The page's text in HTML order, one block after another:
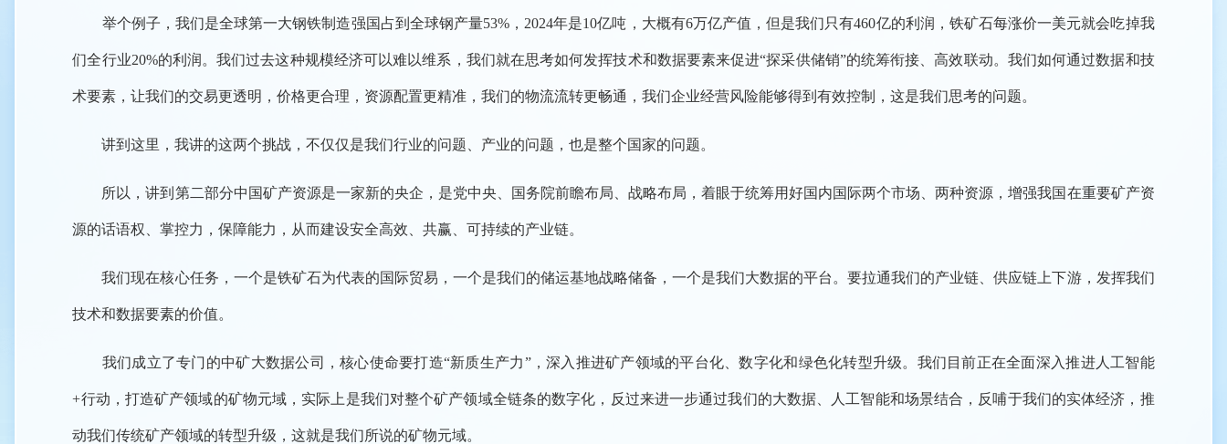
举个例子，我们是全球第一大钢铁制造强国占到全球钢产量53%，2024年是10亿吨，大概有6万亿产值，但是我们只有460亿的利润，铁矿石每涨价一美元就会吃掉我
们全行业20%的利润。我们过去这种规模经济可以难以维系，我们就在思考如何发挥技术和数据要素来促进“探采供储销”的统筹衔接、高效联动。我们如何通过数据和技
术要素，让我们的交易更透明，价格更合理，资源配置更精准，我们的物流流转更畅通，我们企业经营风险能够得到有效控制，这是我们思考的问题。
讲到这里，我讲的这两个挑战，不仅仅是我们行业的问题、产业的问题，也是整个国家的问题。
所以，讲到第二部分中国矿产资源是一家新的央企，是党中央、国务院前瞻布局、战略布局，着眼于统筹用好国内国际两个市场、两种资源，增强我国在重要矿产资
源的话语权、掌控力，保障能力，从而建设安全高效、共赢、可持续的产业链。
我们现在核心任务，一个是铁矿石为代表的国际贸易，一个是我们的储运基地战略储备，一个是我们大数据的平台。要拉通我们的产业链、供应链上下游，发挥我们
技术和数据要素的价值。
我们成立了专门的中矿大数据公司，核心使命要打造“新质生产力”，深入推进矿产领域的平台化、数字化和绿色化转型升级。我们目前正在全面深入推进人工智能
+行动，打造矿产领域的矿物元域，实际上是我们对整个矿产领域全链条的数字化，反过来进一步通过我们的大数据、人工智能和场景结合，反哺于我们的实体经济，推
动我们传统矿产领域的转型升级，这就是我们所说的矿物元域。